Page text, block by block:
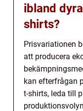
ibland
shirts?
Prisvariationen
att producera
kan efterfrågan
t-shirts, leda till